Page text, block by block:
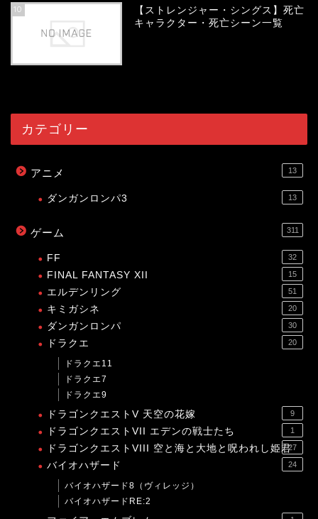
10
【ストレンジャー・シングス】死亡
キャラクター・死亡シーン一覧
カテゴリー
アニメ 13
ダンガンロンパ3 13
ゲーム 311
FF 32
FINAL FANTASY XII 15
エルデンリング 51
キミガシネ 20
ダンガンロンパ 30
ドラクエ 20
ドラクエ11
ドラクエ7
ドラクエ9
ドラゴンクエストV 天空の花嫁 9
ドラゴンクエストVII エデンの戦士たち 1
ドラゴンクエストVIII 空と海と大地と呪われし姫君27
バイオハザード 24
バイオハザード8（ヴィレッジ）
バイオハザードRE:2